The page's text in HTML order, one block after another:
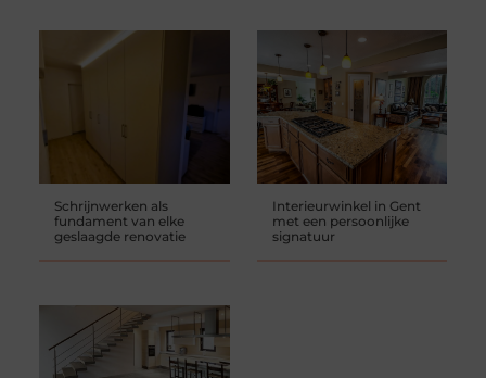
Schrijnwerken als
fundament van elke
geslaagde renovatie
Interieurwinkel in Gent
met een persoonlijke
signatuur